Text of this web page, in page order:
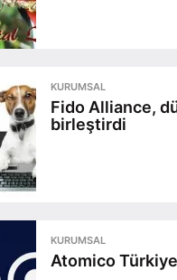
KURUMSAL
Fido Alliance,
birleştirdi
KURUMSAL
Atomico Türkiye